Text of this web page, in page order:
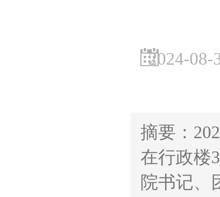
2024-08-
摘要：
在行政楼
院书记、